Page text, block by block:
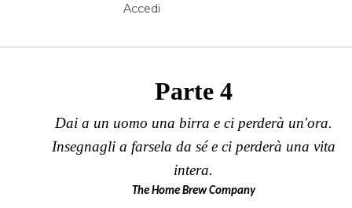
Accedi
Elementi Navigazione
Dev Diary / Parte 4 /
Parte 4
Dai a un uomo una birra e ci perderà un'ora.
Insegnagli a farsela da sé e ci perderà una vita
intera.
The Home Brew Company